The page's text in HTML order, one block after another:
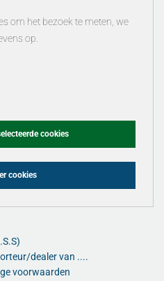
dealer van ....
voorwaarden
om het bezoek te meten, we
op.
cookies
cookies